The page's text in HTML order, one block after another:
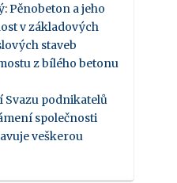
:Pěnobeton a jeho
v základových
staveb
z bílého betonu
Svazu podnikatelů
společnosti
veškerou